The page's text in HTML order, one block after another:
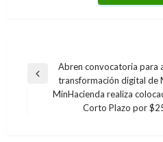
Navegación
Entrada
anterior
Abren convocatoria para
transformación digital de
MinHacienda realiza
Corto Plazo por